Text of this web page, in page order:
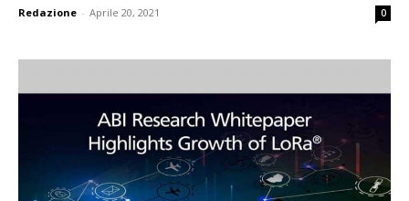
Redazione - Aprile 20, 2021 0